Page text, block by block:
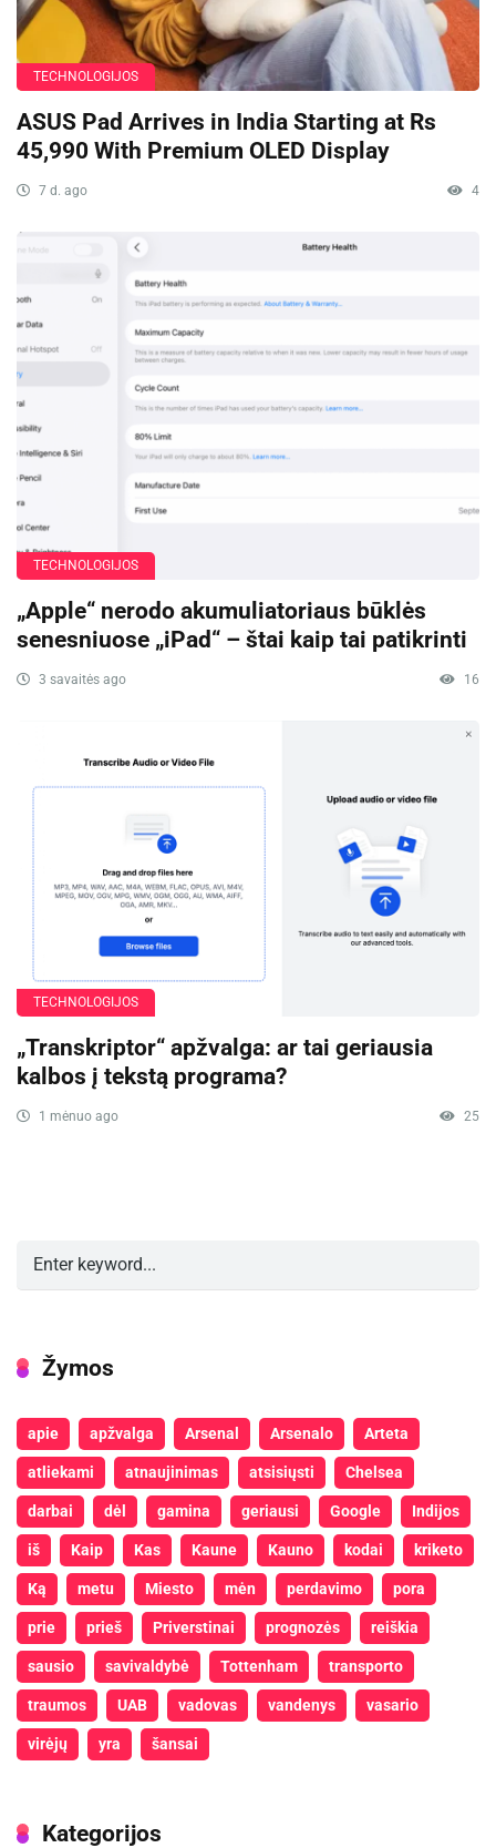
TECHNOLOGIJOS
ASUS Pad Arrives in India Starting at Rs
45,990 With Premium OLED Display
7 d. ago 4
TECHNOLOGIJOS
„Apple“ nerodo akumuliatoriaus būklės
senesniuose „iPad“ – štai kaip tai patikrinti
3 savaitės ago 16
TECHNOLOGIJOS
„Transkriptor“ apžvalga: ar tai geriausia
kalbos į tekstą programa?
1 mėnuo ago 25
Žymos
apie apžvalga Arsenal Arsenalo Arteta
atliekami atnaujinimas atsisiųsti Chelsea
darbai dėl gamina geriausi Google Indijos
iš Kaip Kas Kaune Kauno kodai kriketo
Ką metu Miesto mėn perdavimo pora
prie prieš Priverstinai prognozės reiškia
sausio savivaldybė Tottenham transporto
traumos UAB vadovas vandenys vasario
virėjų yra šansai
Kategorijos